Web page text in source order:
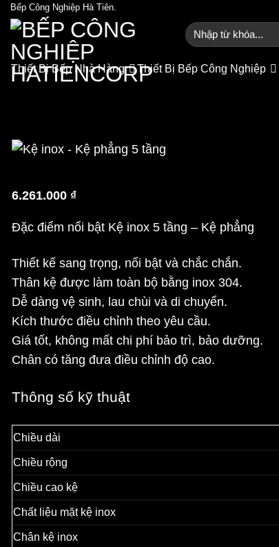
Bỏ
qua
nội
dung
Bếp Công Nghiệp Hà Tiên.
Tìm
kiếm:
Thiết Bị Bếp Nhà Hàng Thiết Bị Bếp Công Nghiệp
6.261.000 ₫
Đặc điểm nổi bật Kệ inox 5 tầng – Kệ phẳng
Thiết kế sang trọng, nổi bật và chắc chắn.
Thân kệ được làm toàn bộ bằng inox 304.
Dễ dàng vệ sinh, lau chùi và di chuyển.
Kích thước điều chỉnh theo yêu cầu.
Giá tốt, không mất chi phí bảo trì, bảo dưỡng.
Chân có tăng đưa điều chỉnh độ cao.
Thông số kỹ thuật
Chiều dài
Chiều rộng
Chiều cao kệ
Chất liệu mặt kệ inox
Chân kệ inox